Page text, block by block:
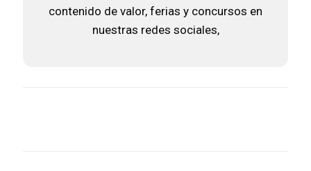
contenido de valor, ferias y concursos en
nuestras redes sociales,